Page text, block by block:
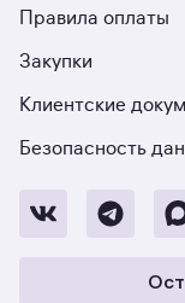
Правила оплаты
Закупки
Клиентские
Безопасность